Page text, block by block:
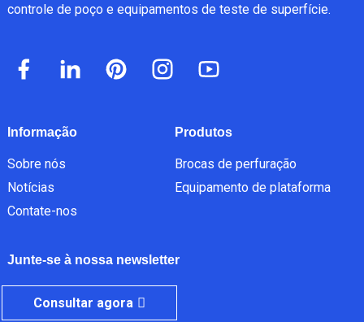
controle de poço e equipamentos de teste de superfície.
Informação
Sobre nós
Notícias
Contate-nos
Produtos
Brocas de perfuração
Equipamento de plataforma
Junte-se à nossa newsletter
Consultar agora